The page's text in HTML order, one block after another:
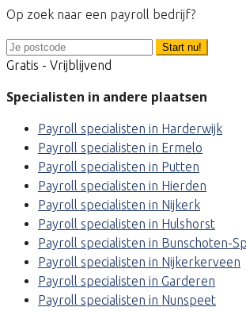
Op zoek naar een payroll bedrijf?
Start nu!
Gratis - Vrijblijvend
Specialisten in andere plaatsen
Payroll specialisten in Harderwijk
Payroll specialisten in Ermelo
Payroll specialisten in Putten
Payroll specialisten in Hierden
Payroll specialisten in Nijkerk
Payroll specialisten in Hulshorst
Payroll specialisten in Bunschoten-
Payroll specialisten in Nijkerkerveen
Payroll specialisten in Garderen
Payroll specialisten in Nunspeet